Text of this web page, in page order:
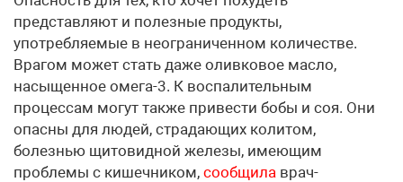
представляют и полезные продукты,
употребляемые в неограниченном количестве.
Врагом может стать даже оливковое масло,
насыщенное омега-3. К воспалительным
процессам могут также привести бобы и соя. Они
опасны для людей, страдающих колитом,
болезнью щитовидной железы, имеющим
проблемы с кишечником, сообщила врач-